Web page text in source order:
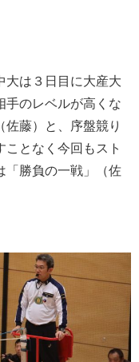
大は３日目に大産大
手のレベルが高くな
佐藤）と、序盤競り
となく今回もスト
「勝負の一戦」（佐